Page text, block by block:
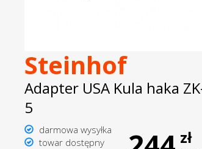
Steinhof
Adapter USA Kula haka
5
darmowa wysyłka
towar dostępny
zł